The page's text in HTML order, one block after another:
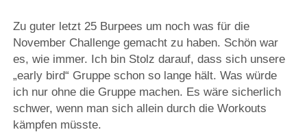
Zu guter letzt 25 Burpees um noch was für die
November Challenge gemacht zu haben. Schön war
es, wie immer. Ich bin Stolz darauf, dass sich unsere
„early bird“ Gruppe schon so lange hält. Was würde
ich nur ohne die Gruppe machen. Es wäre sicherlich
schwer, wenn man sich allein durch die Workouts
kämpfen müsste.